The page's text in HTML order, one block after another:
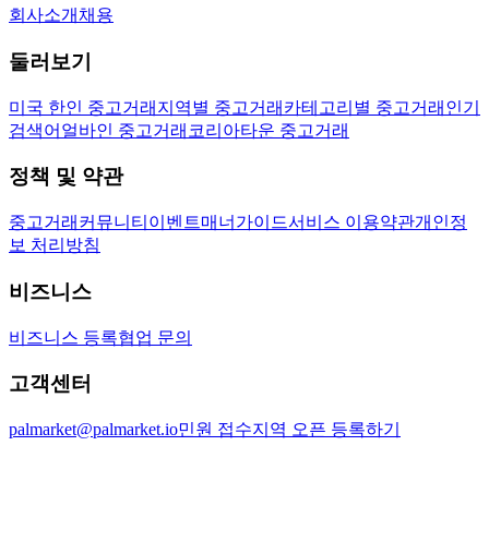
회사소개 채용
둘러보기
미국 한인 중고거래 지역별 중고거래 카테고리별 중고거래 인기
검색어 얼바인 중고거래 코리아타운 중고거래
정책 및 약관
중고거래 커뮤니티 이벤트매너가이드서비스 이용약관개인정
보 처리방침
비즈니스
비즈니스 등록협업 문의
고객센터
palmarket@palmarket.io민원 접수지역 오픈 등록하기